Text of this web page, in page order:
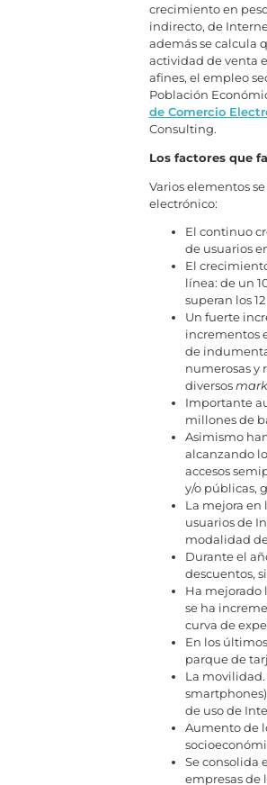
crecimiento en
indirecto, de
además se calcula
actividad de venta
afines, el empleo
Población
de Comercio
Consulting.
Los factores que
Varios elementos
electrónico:
El continuo
de usuarios
El
línea: de un
superan los
Un fuerte
incrementos
de
numerosas y
diversos
Importante
millones de
Asimismo
alcanzando
accesos
y/o públicas,
La mejora en
usuarios de
modalidad
Durante el
descuentos,
Ha mejorado
se ha
curva de
En los
parque de
La
de uso de
Aumento de
Se consolida
empresas de